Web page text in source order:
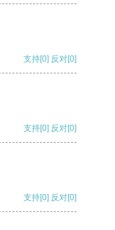
支持[0] 反对[0]
支持[0] 反对[0]
支持[0] 反对[0]